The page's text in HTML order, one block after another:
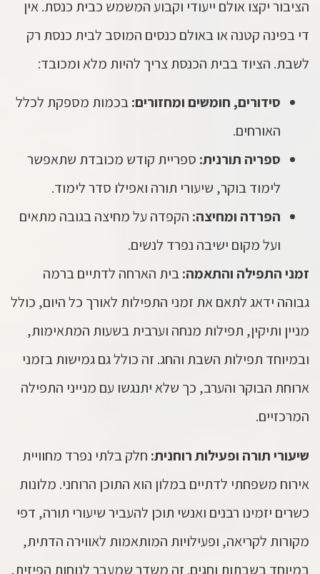
הציבור יקצו אולם ייעודי וקבוע המשמש כבית כנסת. אין
די בפינה קטנה או באולם כנסים המוסב לבית כנסת רק
לשבת. הציוד בבית הכנסת צריך להיות מלא ומכובד:
סידורים, חומשים ומחזורים:בכמות מספקת לכלל
האורחים.
ספריה תורנית: ספריית קודש מכובדת שתאפשר
לימוד בוקר, שיעורי תורה ואפילו סדר לימוד.
הפרדה ומחיצה: הקפדה על מחיצה בגובה מתאים
ועל מקום ישיבה נפרד לנשים.
זמני התפילה והתאמה:בית הארחה לדתיים ברמה
גבוהה ידאג לתאם את זמני התפילות לאורך כל היום, כולל
מניין ותיקין, תפילות מנחה וערבית בשעות המתאימות,
ובמיוחד תפילות השבת והחג. זה כולל גם גמישות בזמני
ארוחת הבוקר והערב, כך שלא יתנגשו עם מנייני התפילה
המרכזיים.
שיעורי תורה ופעילות רוחנית: חלק בלתי נפרד מחוויית
אירוח משפחתי לדתיים במלון הוא התוכן הרוחני. מלונות
כשרים יזמינו רבנים ואנשי תוכן להעביר שיעורי תורה, דפי
מקורות לקריאה, ופעילויות המותאמות לאווירה הדתית,
במיוחד בשבתות וחגים. זה משדר שמעבר לנוחות הפיזית,